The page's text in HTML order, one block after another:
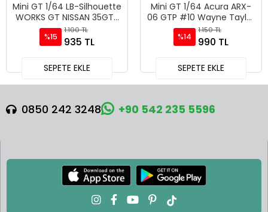
Mini GT 1/64 LB-Silhouette
WORKS GT NISSAN 35GT-
RR Ver.2 Blue - Blister
Paket MGT01124-BL
%15
1.100 TL
935 TL
SEPETE EKLE
Mini GT 1/64 Acura ARX-
06 GTP #10 Wayne Taylor
Racing with Andretti 2024
IMSA Daytona 24 Hrs -
MGT01056
%14
1.150 TL
990 TL
SEPETE EKLE
0850 242 3248 +90 542 235 5596